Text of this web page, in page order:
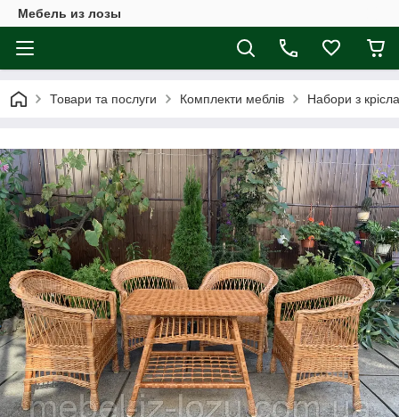
Мебель из лозы
Товари та послуги Комплекти меблів Набори з